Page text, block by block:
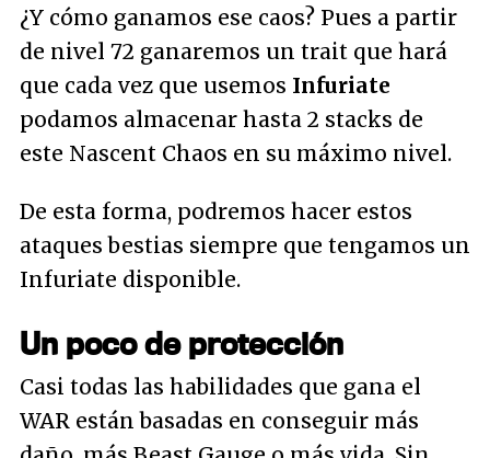
¿Y cómo ganamos ese caos? Pues a partir
de nivel 72 ganaremos un trait que hará
que cada vez que usemos Infuriate
podamos almacenar hasta 2 stacks de
este Nascent Chaos en su máximo nivel.
De esta forma, podremos hacer estos
ataques bestias siempre que tengamos un
Infuriate disponible.
Un poco de protección
Casi todas las habilidades que gana el
WAR están basadas en conseguir más